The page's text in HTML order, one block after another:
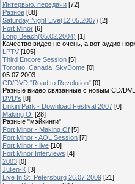
Интервью, передачи [72]
Разное [88]
Saturday Night Live(12.05.2007) [2]
Fort Minor [6]
Long Beach(05.02.2004) [1]
Качество видео не очень, а вот аудио
LPTV [105]
Third Encore Session [5]
Toronto, Canada, SkyDome [0]
05.07.2003
CD/DVD "Road to Revolution" [0]
Разные видео связанные с новым CD/
DVD's [8]
Linkin Park - Download Festival 2007 [0]
Making Of [28]
Разные "мэйкинги"
Fort Minor - Making Of [5]
Fort Minor - AOL Session [7]
Fort Minor - live [10]
Fort Minor Interviews [4]
2003 [0]
Julien-K [3]
Live In St. Petersburg 26.07.2009 [21]